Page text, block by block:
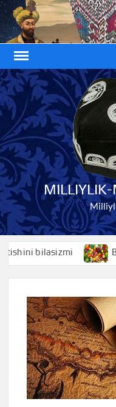
Skip
to
content
bilasizmi Baliq